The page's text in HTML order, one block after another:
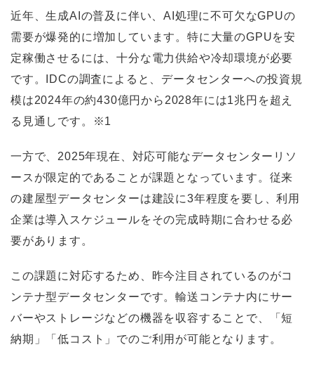
近年、生成AIの普及に伴い、AI処理に不可欠なGPUの
需要が爆発的に増加しています。特に大量のGPUを安
定稼働させるには、十分な電力供給や冷却環境が必要
です。IDCの調査によると、データセンターへの投資規
模は2024年の約430億円から2028年には1兆円を超え
る見通しです。※1
一方で、2025年現在、対応可能なデータセンターリソ
ースが限定的であることが課題となっています。従来
の建屋型データセンターは建設に3年程度を要し、利用
企業は導入スケジュールをその完成時期に合わせる必
要があります。
この課題に対応するため、昨今注目されているのがコ
ンテナ型データセンターです。輸送コンテナ内にサー
バーやストレージなどの機器を収容することで、「短
納期」「低コスト」でのご利用が可能となります。